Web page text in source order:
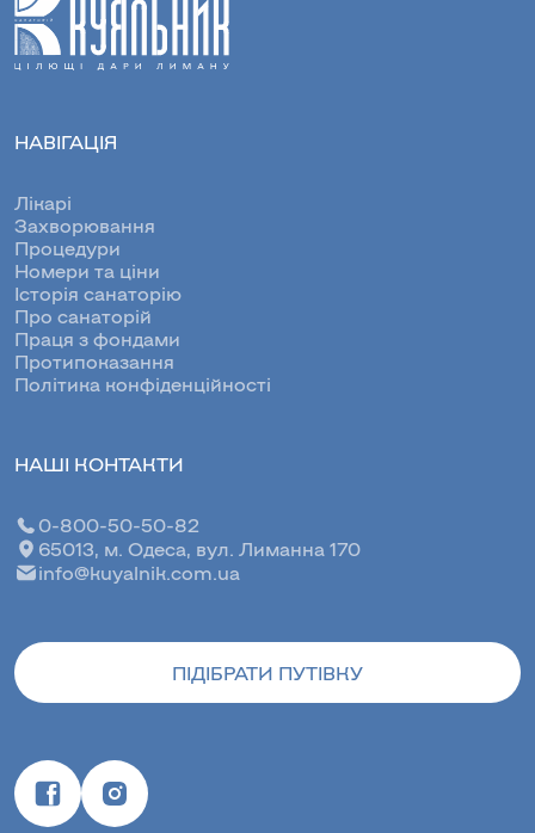
НАВІГАЦІЯ
Лікарі
Захворювання
Процедури
Номери та ціни
Історія санаторію
Про санаторій
Праця з фондами
Протипоказання
Політика конфіденційності
НАШІ КОНТАКТИ
0-800-50-50-82
65013, м. Одеса, вул. Лиманна 170
info@kuyalnik.com.ua
ПІДІБРАТИ ПУТІВКУ